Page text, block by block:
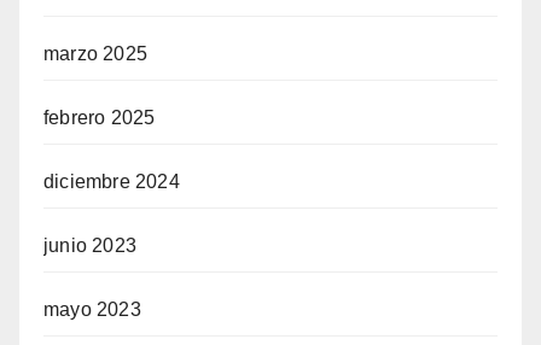
marzo 2025
febrero 2025
diciembre 2024
junio 2023
mayo 2023